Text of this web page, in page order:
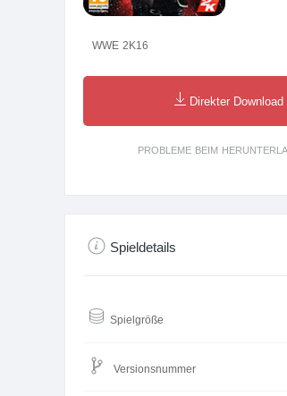
WWE 2K16
Direkter Download
PROBLEME BEIM
Spieldetails
Spielgröße
Versionsnummer